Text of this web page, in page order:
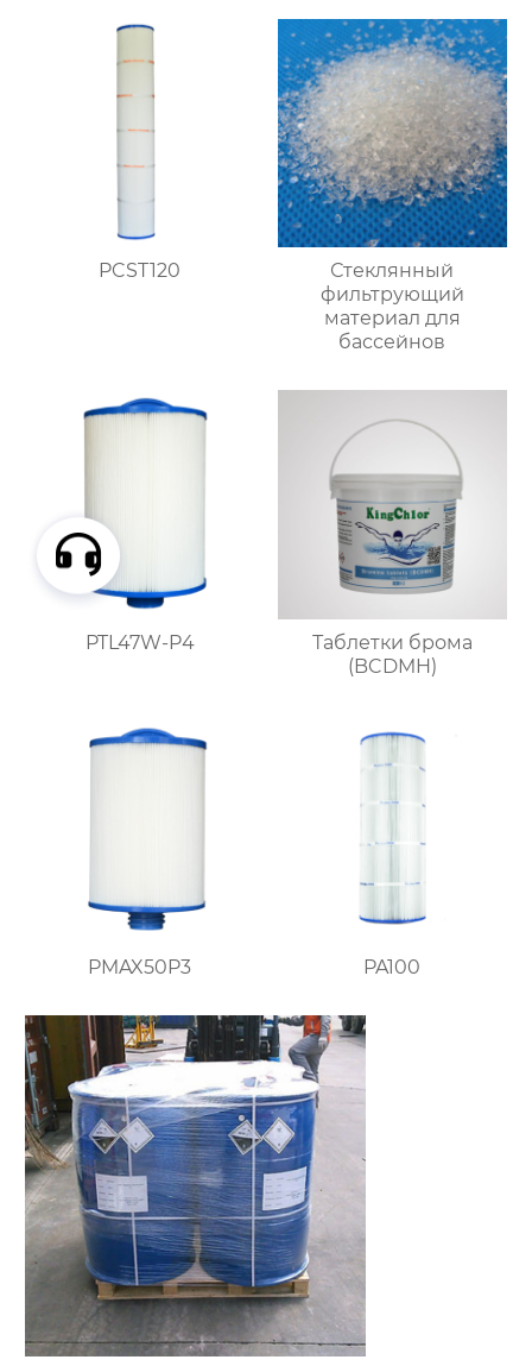
PCST120
Стеклянный
фильтрующий
материал для
бассейнов
PTL47W-P4
Таблетки брома
(BCDMH)
PMAX50P3 PA100